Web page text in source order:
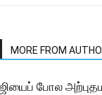
MORE FROM
போல